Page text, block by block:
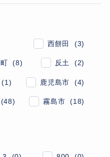
西餅田 (3)
町 (8) 反土 (2)
鹿児島市 (4)
霧島市 (18)